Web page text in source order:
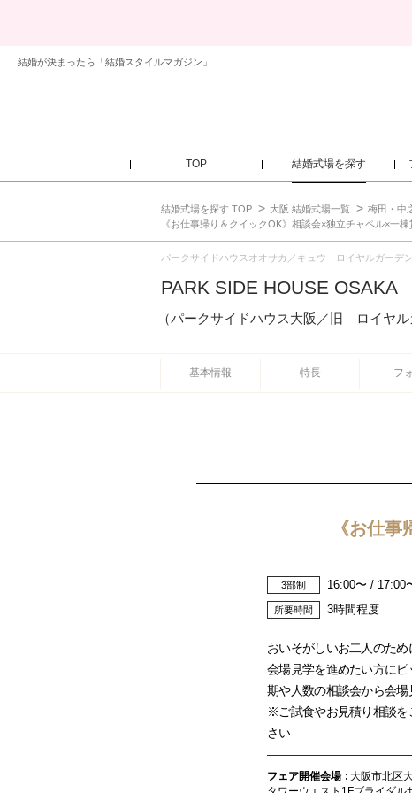
結婚が決まったら「結婚スタイルマガジン」
TOP 結婚式場を探す
結婚式場を探す TOP 大阪 結婚式場一覧 梅田・中
《お仕事帰り＆クイックOK》相談会×独立チャペル×一
パークサイドハウスオオサカ／キュウ ロイヤルガーデ
PARK SIDE HOUSE OSAKA
（パークサイドハウス大阪／旧 ロイヤル
基本情報 特長 フ
《お仕
3部制 16:00〜 / 17:00
所要時間 3時間程度
おいそがしいお二人のた
会場見学を進めたい方に
期や人数の相談会から会場
※ご試食やお見積り相談を
さい
フェア開催会場
大阪市北区